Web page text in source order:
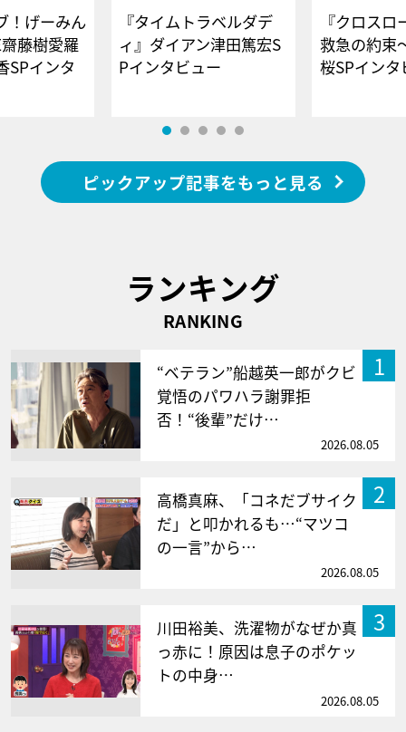
！げーみん
藤樹愛羅
SPインタ
『タイムトラベルダデ
ィ』ダイアン津田篤宏S
Pインタビュー
『クロス
救急の約束
桜SPイ
ピックアップ記事をもっと見る
ランキング
RANKING
1
“ベテラン”船越英一郎がクビ
覚悟のパワハラ謝罪拒
否！“後輩”だけ…
2026.08.05
2
高橋真麻、「コネだブサイク
だ」と叩かれるも…“マツコ
の一言”から…
2026.08.05
3
川田裕美、洗濯物がなぜか真
っ赤に！原因は息子のポケッ
トの中身…
2026.08.05